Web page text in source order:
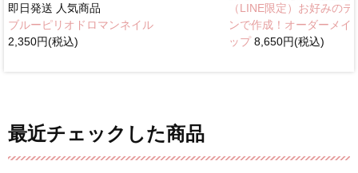
即日発送 人気商品
ブルーピリオドロマンネイル
2,350円(税込)
（LINE限定）お好みのデ
ンで作成！オーダーメイ
ップ8,650円(税込)
最近チェックした商品